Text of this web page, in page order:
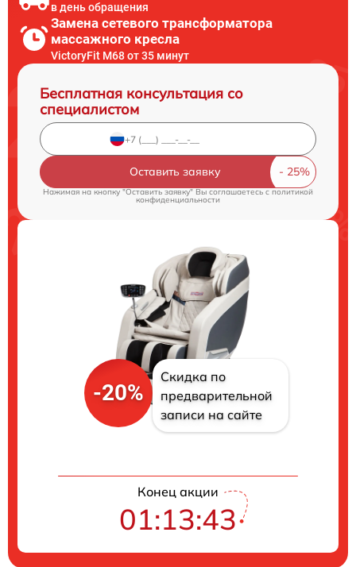
в день обращения
Замена сетевого трансформатора
массажного кресла
VictoryFit M68 от 35 минут
Бесплатная консультация со
специалистом
Оставить заявку
Нажимая на кнопку "Оставить заявку" Вы соглашаетесь cполитикой
конфиденциальности
-20%
Скидка по
предварительной
записи на сайте
Конец акции
01:13:42